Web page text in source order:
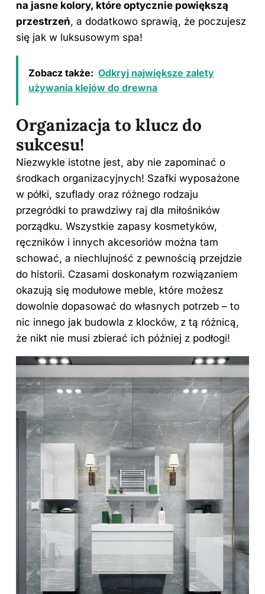
na jasne kolory, które optycznie powiększą
przestrzeń, a dodatkowo sprawią, że poczujesz
się jak w luksusowym spa!
Zobacz także: Odkryj największe zalety
używania klejów do drewna
Organizacja to klucz do
sukcesu!
Niezwykle istotne jest, aby nie zapominać o
środkach organizacyjnych! Szafki wyposażone
w półki, szuflady oraz różnego rodzaju
przegródki to prawdziwy raj dla miłośników
porządku. Wszystkie zapasy kosmetyków,
ręczników i innych akcesoriów można tam
schować, a niechlujność z pewnością przejdzie
do historii. Czasami doskonałym rozwiązaniem
okazują się modułowe meble, które możesz
dowolnie dopasować do własnych potrzeb – to
nic innego jak budowla z klocków, z tą różnicą,
że nikt nie musi zbierać ich później z podłogi!